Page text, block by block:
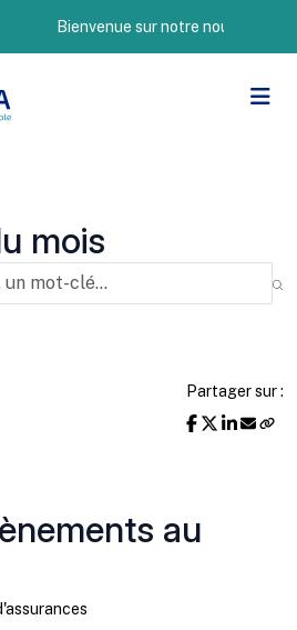
Bienvenue sur notre nouveau site
mois
Partager sur :
au